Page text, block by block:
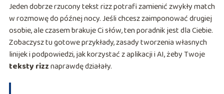
Jeden dobrze rzucony tekst rizz potrafi zamienić zwykły match
w rozmowę do późnej nocy. Jeśli chcesz zaimponować drugiej
osobie, ale czasem brakuje Ci słów, ten poradnik jest dla Ciebie.
Zobaczysz tu gotowe przykłady, zasady tworzenia własnych
linijek i podpowiedzi, jak korzystać z aplikacji i AI, żeby Twoje
teksty rizznaprawdę działały.